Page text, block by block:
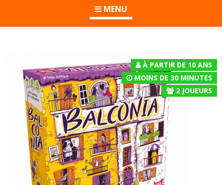
MENU
À PARTIR DE 10 ANS
MOINS DE 30 MINUTES
2 JOUEURS